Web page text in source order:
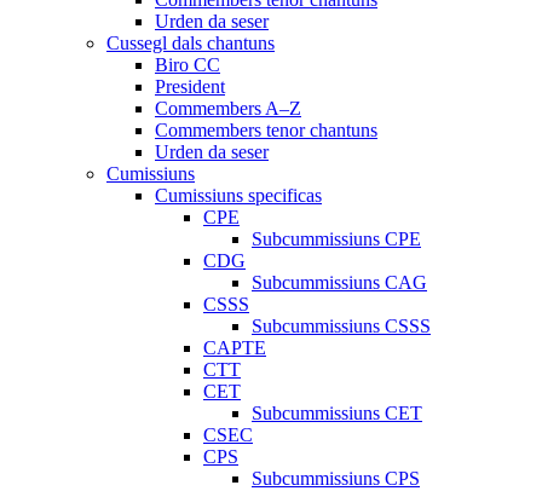
Urden da seser
Cussegl dals chantuns
Biro CC
President
Commembers A–Z
Commembers tenor chantuns
Urden da seser
Cumissiuns
Cumissiuns specificas
CPE
Subcummissiuns CPE
CDG
Subcummissiuns CAG
CSSS
Subcummissiuns CSSS
CAPTE
CTT
CET
Subcummissiuns CET
CSEC
CPS
Subcummissiuns CPS